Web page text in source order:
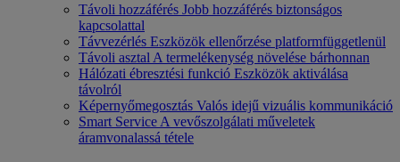
Távoli hozzáférés Jobb hozzáférés biztonságos
kapcsolattal
Távvezérlés Eszközök ellenőrzése platformfüggetlenül
Távoli asztal A termelékenység növelése bárhonnan
Hálózati ébresztési funkció Eszközök aktiválása
távolról
Képernyőmegosztás Valós idejű vizuális kommunikáció
Smart Service A vevőszolgálati műveletek
áramvonalassá tétele